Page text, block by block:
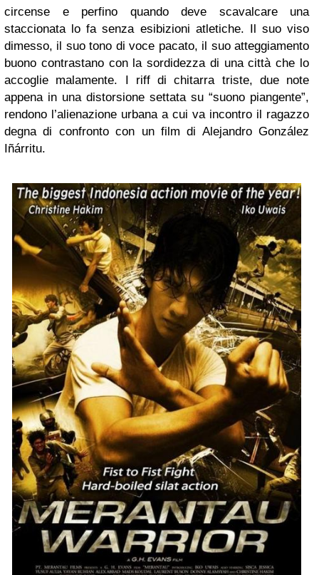
circense e perfino quando deve scavalcare una
staccionata lo fa senza esibizioni atletiche. Il suo viso
dimesso, il suo tono di voce pacato, il suo atteggiamento
buono contrastano con la sordidezza di una città che lo
accoglie malamente. I riff di chitarra triste, due note
appena in una distorsione settata su “suono piangente”,
rendono l’alienazione urbana a cui va incontro il ragazzo
degna di confronto con un film di Alejandro González
Iñárritu.